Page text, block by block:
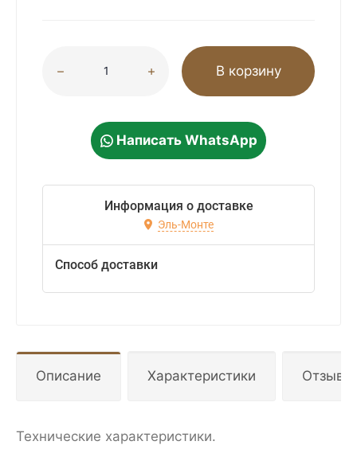
В корзину
Написать WhatsApp
Информация о доставке
Эль-Монте
Способ доставки
Описание Характеристики
Технические характеристики.